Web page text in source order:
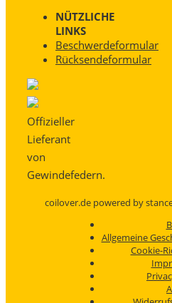
NÜTZLICHE
LINKS
Beschwerdeformular
Rücksendeformular
Offizieller
Lieferant
von
Gewindefedern.
coilover.de powered by
Allgemeine
Cookie-